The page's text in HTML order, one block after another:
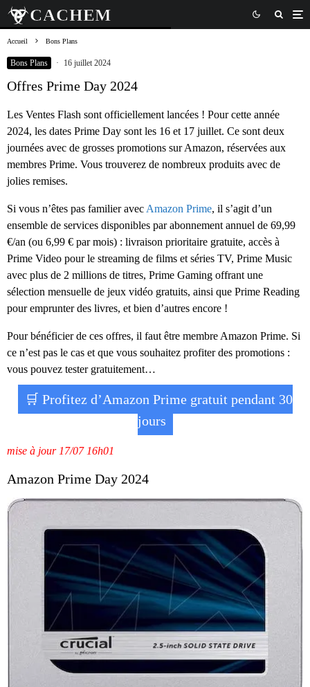
Accueil Bons Plans
Bons Plans · 16 juillet 2024
Offres Prime Day 2024
Les Ventes Flash sont officiellement lancées ! Pour cette année
2024, les dates Prime Day sont les 16 et 17 juillet. Ce sont deux
journées avec de grosses promotions sur Amazon, réservées aux
membres Prime. Vous trouverez de nombreux produits avec de
jolies remises.
Si vous n’êtes pas familier avec Amazon Prime, il s’agit d’un
ensemble de services disponibles par abonnement annuel de 69,99
€/an (ou 6,99 € par mois) : livraison prioritaire gratuite, accès à
Prime Video pour le streaming de films et séries TV, Prime Music
avec plus de 2 millions de titres, Prime Gaming offrant une
sélection mensuelle de jeux vidéo gratuits, ainsi que Prime Reading
pour emprunter des livres, et bien d’autres encore !
Pour bénéficier de ces offres, il faut être membre Amazon Prime. Si
ce n’est pas le cas et que vous souhaitez profiter des promotions :
vous pouvez tester gratuitement…
🛒 Profitez d’Amazon Prime gratuit pendant 30
jours
mise à jour 17/07 16h01
Amazon Prime Day 2024